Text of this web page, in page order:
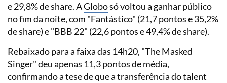
e 29,8% de share. AGlobosó voltou a ganhar público
no fim da noite, com "Fantástico" (21,7 pontos e 35,2%
de share) e "BBB 22" (22,6 pontos e 49,4% de share).
Rebaixado para a faixa das 14h20, "The Masked
Singer" deu apenas 11,3 pontos de média,
confirmando a tese de que a transferência do talent